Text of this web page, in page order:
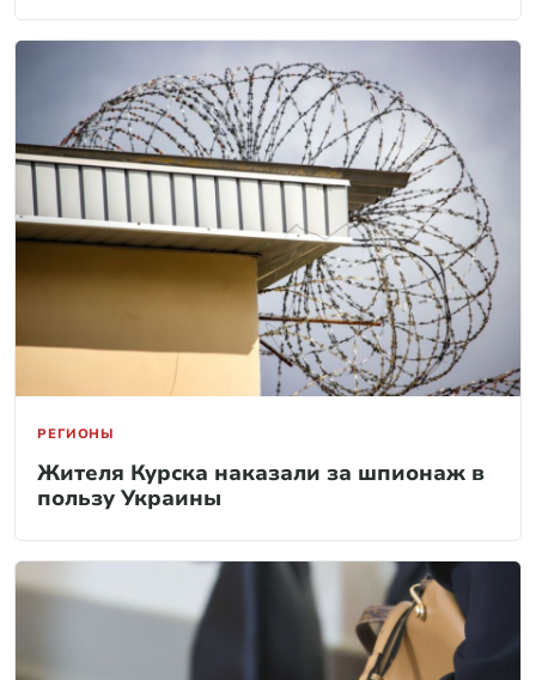
РЕГИОНЫ
Жителя Курска наказали за шпионаж в
пользу Украины